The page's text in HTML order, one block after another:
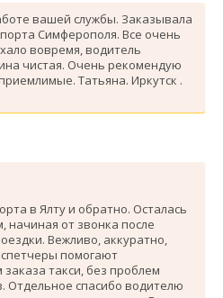
вашей службы. Заказывала
Симферополя. Все очень
вовремя, водитель
чистая. Очень рекомендую
Татьяна. Иркутск .
в Ялту и обратно. Осталась
начиная от звонка после
Вежливо, аккуратно,
помогают
такси, без проблем
Отдельное спасибо водителю